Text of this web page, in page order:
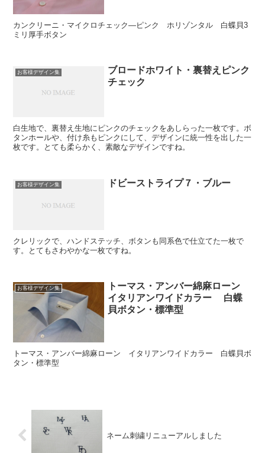
カンクリーニ・マイクロチェック―ピンク ホリゾンタル 白蝶貝3
ミリ厚手ボタン
お客様デザイン集
ブロードホワイト・裏替えピンク
チェック
白生地で、裏替え生地にピンクのチェックをあしらった一枚です。ボ
タンホールや、付け糸もピンクにして、デザインに統一性を出した一
枚です。とても柔らかく、素敵なデザインですね。
お客様デザイン集 ドビーストライプ７・ブルー
クレリックで、ハンドステッチ、ボタンも同系色で仕立てた一枚で
す。とてもさわやかな一枚ですね。
お客様デザイン集
トーマス・アンバー綿麻ローン
イタリアンワイドカラー 白蝶
貝ボタン・標準型
トーマス・アンバー綿麻ローン イタリアンワイドカラー 白蝶貝ボ
タン・標準型
ネーム刺繍リニューアルしました